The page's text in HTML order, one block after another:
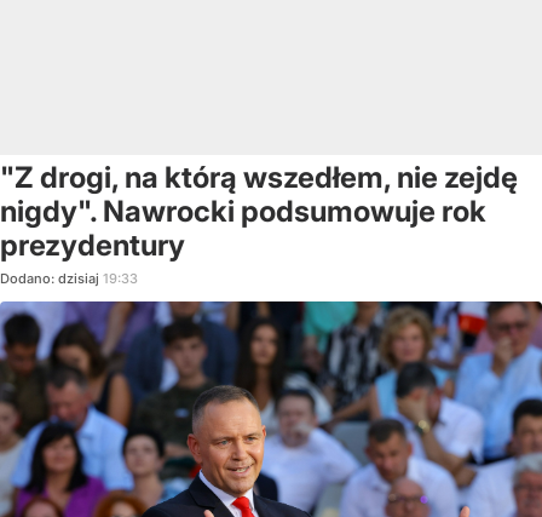
"Z drogi, na którą wszedłem, nie zejdę
nigdy". Nawrocki podsumowuje rok
prezydentury
Dodano: dzisiaj 19:33